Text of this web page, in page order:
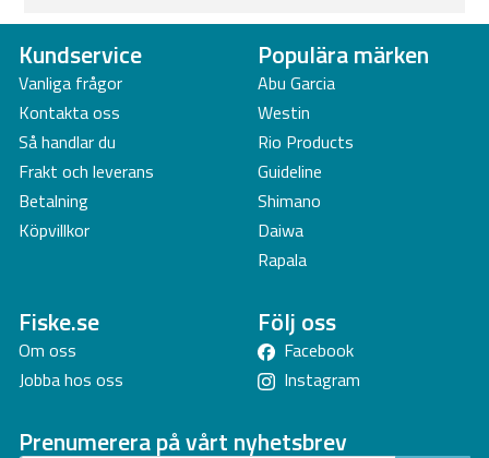
Kundservice
Vanliga frågor
Kontakta oss
Så handlar du
Frakt och leverans
Betalning
Köpvillkor
Populära märken
Abu Garcia
Westin
Rio Products
Guideline
Shimano
Daiwa
Rapala
Fiske.se
Om oss
Jobba hos oss
Följ oss
Facebook
Instagram
Prenumerera på vårt nyhetsbrev